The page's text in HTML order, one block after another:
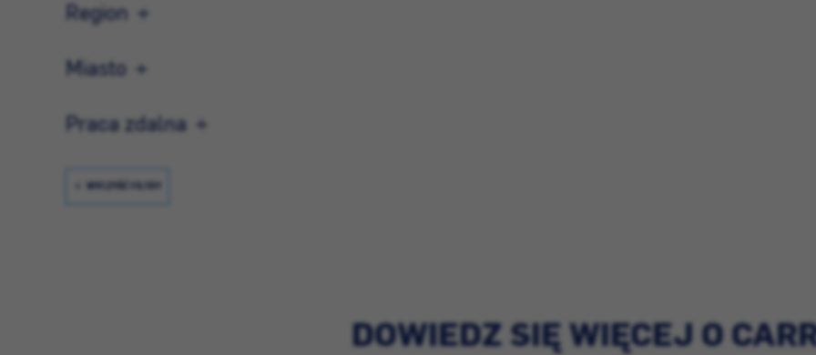
Region
Miasto
Praca zdalna
WYCZYŚĆ FILTRY
DOWIEDZ SIĘ WIĘCEJ O